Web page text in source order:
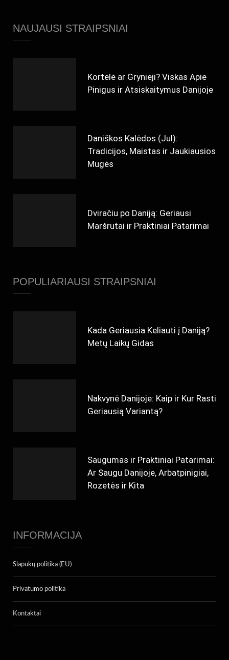
NAUJAUSI STRAIPSNIAI
Kortelė ar Grynieji? Viskas Apie
Pinigus ir Atsiskaitymus Danijoje
Daniškos Kalėdos (Jul):
Tradicijos, Maistas ir Jaukiausios
Mugės
Dviračiu po Daniją: Geriausi
Maršrutai ir Praktiniai Patarimai
POPULIARIAUSI STRAIPSNIAI
Kada Geriausia Keliauti į Daniją?
Metų Laikų Gidas
Nakvynė Danijoje: Kaip ir Kur Rasti
Geriausią Variantą?
Saugumas ir Praktiniai Patarimai:
Ar Saugu Danijoje, Arbatpinigiai,
Rozetės ir Kita
INFORMACIJA
Slapukų politika (EU)
Privatumo politika
Kontaktai